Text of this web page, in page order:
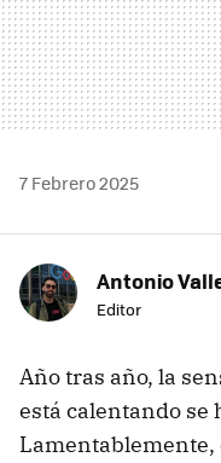
7 Febrero 2025
Antonio
Editor
Año tras año, la
está calentando se
Lamentablemente,